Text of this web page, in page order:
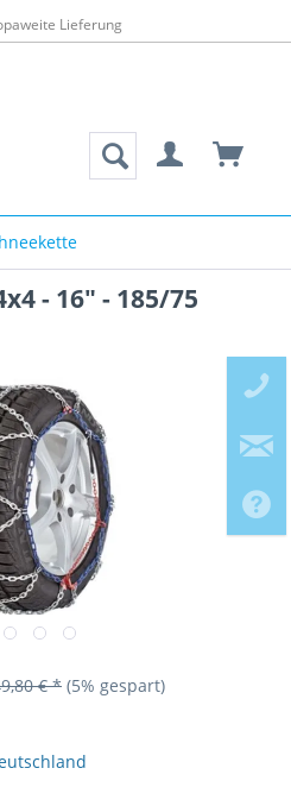
Lieferung
- 16" - 185/75
€ * (5% gespart)